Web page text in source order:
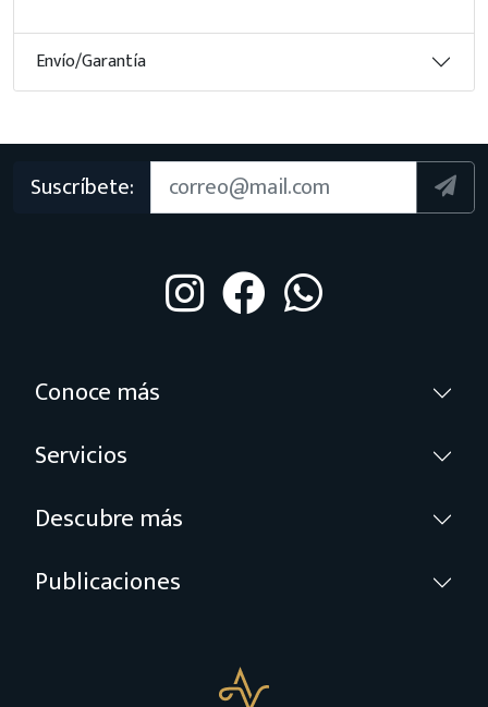
Envío/Garantía
Suscríbete:
Conoce más
Servicios
Descubre más
Publicaciones